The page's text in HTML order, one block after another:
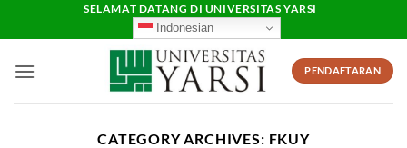
SELAMAT DATANG DI UNIVERSITAS YARSI
Indonesian
PENDAFTARAN
CATEGORY ARCHIVES: FKUY